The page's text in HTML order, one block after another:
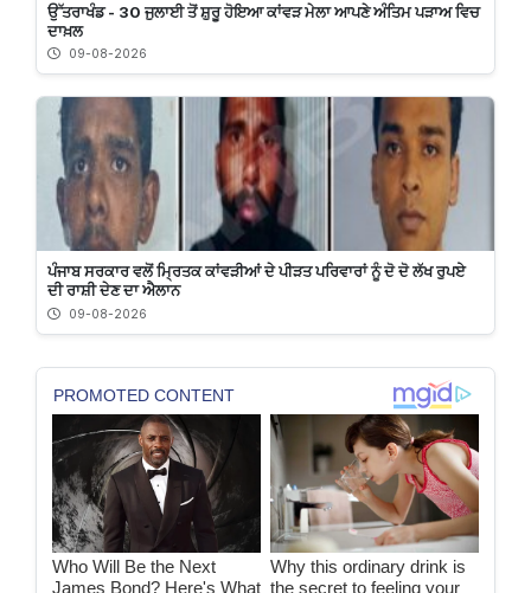
ਉੱਤਰਾਖੰਡ - 30 ਜੁਲਾਈ ਤੋਂ ਸ਼ੁਰੂ ਹੋਇਆ ਕਾਂਵੜ ਮੇਲਾ ਆਪਣੇ ਅੰਤਿਮ ਪੜਾਅ ਵਿਚ
ਦਾਖ਼ਲ
09-08-2026
ਪੰਜਾਬ ਸਰਕਾਰ ਵਲੋਂ ਮ੍ਰਿਤਕ ਕਾਂਵੜੀਆਂ ਦੇ ਪੀੜਤ ਪਰਿਵਾਰਾਂ ਨੂੰ ਦੋ ਦੋ ਲੱਖ ਰੁਪਏ
ਦੀ ਰਾਸ਼ੀ ਦੇਣ ਦਾ ਐਲਾਨ
09-08-2026